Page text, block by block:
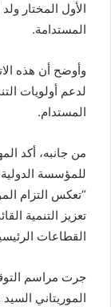
الأول المختار
المستدامة.
وأوضح أن هذه
لدعم أولويات
المستدام.
من جانبه، أكد
للمؤسسة الدولية
“تعكس التزام
تعزيز التنمية
القطاعات
جرت مراسم
الموريتاني